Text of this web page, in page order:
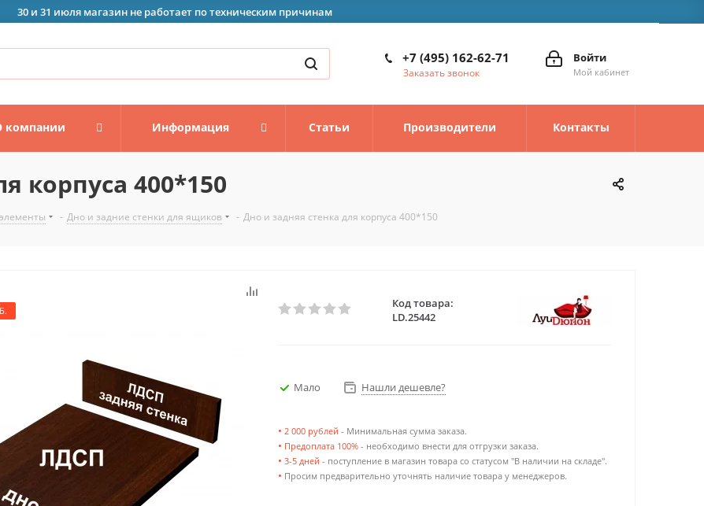
30 и 31 июля магазин не работает по техническим причинам
Войти
Мой кабинет
+7 (495) 162-62-71
Заказать звонок
компании Информация Статьи Производители Контакты
корпуса 400*150
- Дно и задние стенки для ящиков - Дно и задняя стенка для корпуса 400*150
Код товара:
LD.25442
Мало Нашли дешевле?
• 2 000 рублей - Минимальная сумма заказа.
• Предоплата 100% - необходимо внести для отгрузки заказа.
• 3-5 дней - поступление в магазин товара со статусом "В наличии на складе".
• Просим предварительно уточнять наличие товара у менеджеров.